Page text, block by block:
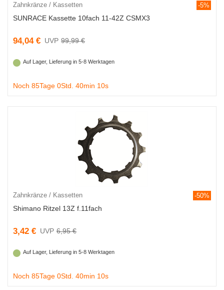
Zahnkränze / Kassetten -5%
SUNRACE Kassette 10fach 11-42Z CSMX3
94,04 € 99,99 €
Auf Lager, Lieferung in 5-8 Werktagen
Noch 85Tage 0Std. 40min 9s
Zahnkränze / Kassetten -50%
Shimano Ritzel 13Z f.11fach
3,42 € 6,95 €
Auf Lager, Lieferung in 5-8 Werktagen
Noch 85Tage 0Std. 40min 9s